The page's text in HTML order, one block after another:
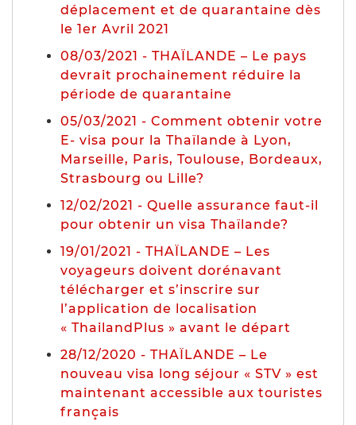
déplacement et de quarantaine dès
le 1er Avril 2021
08/03/2021 - THAÏLANDE – Le pays
devrait prochainement réduire la
période de quarantaine
05/03/2021 - Comment obtenir votre
E- visa pour la Thaïlande à Lyon,
Marseille, Paris, Toulouse, Bordeaux,
Strasbourg ou Lille?
12/02/2021 - Quelle assurance faut-il
pour obtenir un visa Thaïlande?
19/01/2021 - THAÏLANDE – Les
voyageurs doivent dorénavant
télécharger et s’inscrire sur
l’application de localisation
« ThailandPlus » avant le départ
28/12/2020 - THAÏLANDE – Le
nouveau visa long séjour « STV » est
maintenant accessible aux touristes
français